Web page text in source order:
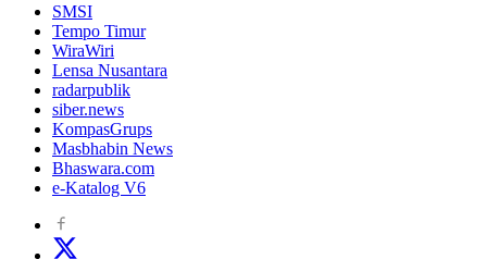
SMSI
Tempo Timur
WiraWiri
Lensa Nusantara
radarpublik
siber.news
KompasGrups
Masbhabin News
Bhaswara.com
e-Katalog V6